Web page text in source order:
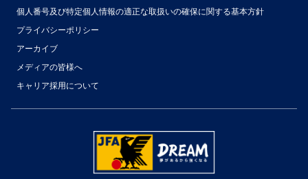
個人番号及び特定個人情報の適正な取扱いの確保に関する基本方針
プライバシーポリシー
アーカイブ
メディアの皆様へ
キャリア採用について